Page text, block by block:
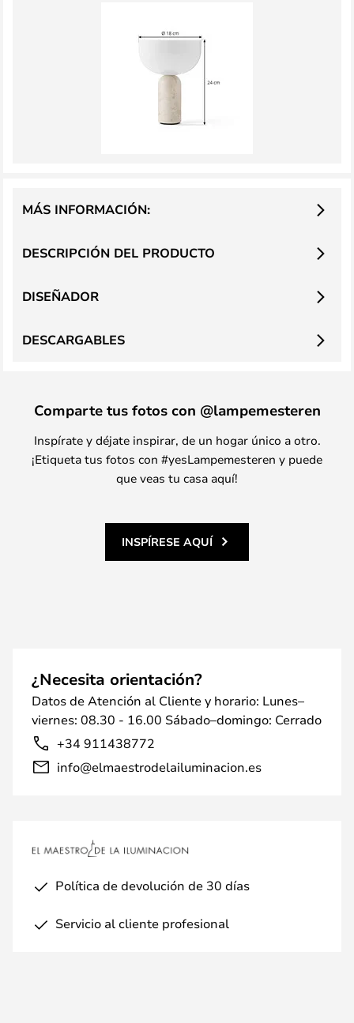
DESCRIPCIÓN DEL PRODUCTO
MÁS INFORMACIÓN:
DISEÑADOR
DESCARGABLES
Comparte tus fotos con @lampemesteren
Inspírate y déjate inspirar, de un hogar único a otro.
¡Etiqueta tus fotos con #yesLampemesteren y puede
que veas tu casa aquí!
INSPÍRESE AQUÍ
¿Necesita orientación?
Datos de Atención al Cliente y horario: Lunes–
viernes: 08.30 - 16.00 Sábado–domingo: Cerrado
+34 911438772
info@elmaestrodelailuminacion.es
Política de devolución de 30 días
Servicio al cliente profesional